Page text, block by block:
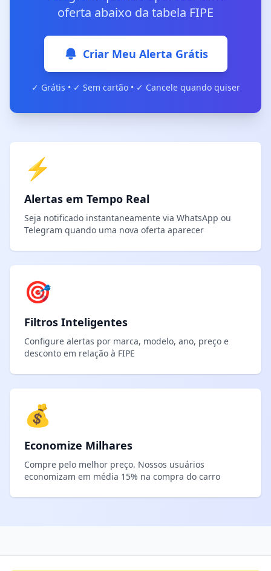
oferta abaixo da tabela FIPE
Criar Meu Alerta Grátis
✓ Grátis • ✓ Sem cartão • ✓ Cancele quando quiser
⚡
Alertas em Tempo Real
Seja notificado instantaneamente via WhatsApp ou
Telegram quando uma nova oferta aparecer
🎯
Filtros Inteligentes
Configure alertas por marca, modelo, ano, preço e
desconto em relação à FIPE
💰
Economize Milhares
Compre pelo melhor preço. Nossos usuários
economizam em média 15% na compra do carro